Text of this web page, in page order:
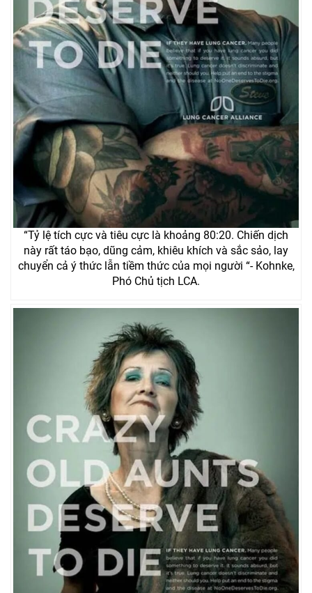
“Tỷ lệ tích cực và tiêu cực là khoảng 80:20. Chiến dịch
này rất táo bạo, dũng cảm, khiêu khích và sắc sảo, lay
chuyển cả ý thức lẫn tiềm thức của mọi người “- Kohnke,
Phó Chủ tịch LCA.